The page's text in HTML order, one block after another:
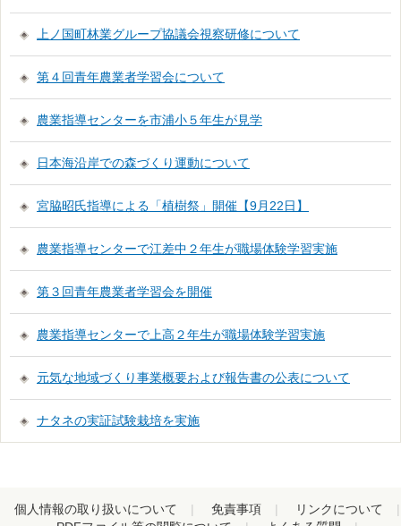
上ノ国町林業グループ協議会視察研修について
第４回青年農業者学習会について
農業指導センターを市浦小５年生が見学
日本海沿岸での森づくり運動について
宮脇昭氏指導による「植樹祭」開催【9月22日】
農業指導センターで江差中２年生が職場体験学習実施
第３回青年農業者学習会を開催
農業指導センターで上高２年生が職場体験学習実施
元気な地域づくり事業概要および報告書の公表について
ナタネの実証試験栽培を実施
個人情報の取り扱いについて 免責事項
リンクについて